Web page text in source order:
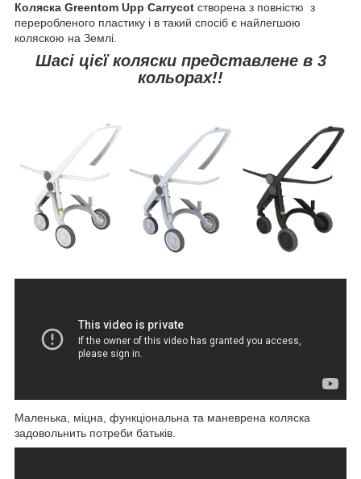
Коляска Greentom Upp Carrycot створена з повністю з
переробленого пластику і в такий спосіб є найлегшою
коляскою на Землі.
Шасі цієї коляски представлене в 3
кольорах!!
Маленька, міцна, функціональна та маневрена коляска
задовольнить потреби батьків.